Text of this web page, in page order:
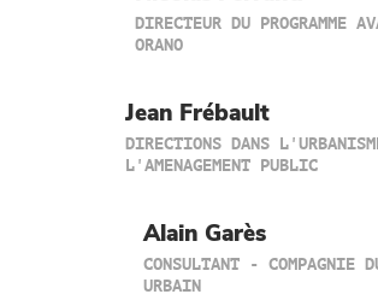
DIRECTEUR DU PROGRAMME
ORANO
Jean Frébault
DIRECTIONS DANS
L'AMENAGEMENT PUBLIC
Alain Garès
CONSULTANT - COMPAGNIE
URBAIN